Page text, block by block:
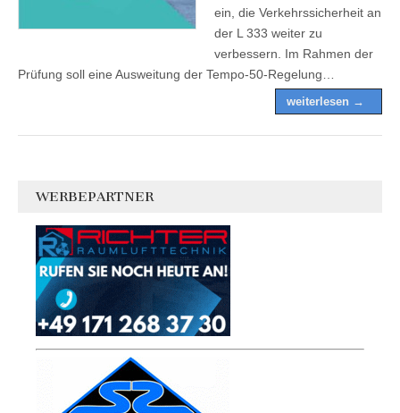
ein, die Verkehrssicherheit an
der L 333 weiter zu
verbessern. Im Rahmen der
Prüfung soll eine Ausweitung der Tempo-50-Regelung…
weiterlesen →
WERBEPARTNER